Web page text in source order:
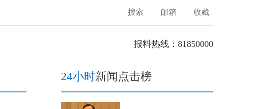
搜索 | 邮箱 | 收藏
报料热线：81850000
24小时新闻点击榜